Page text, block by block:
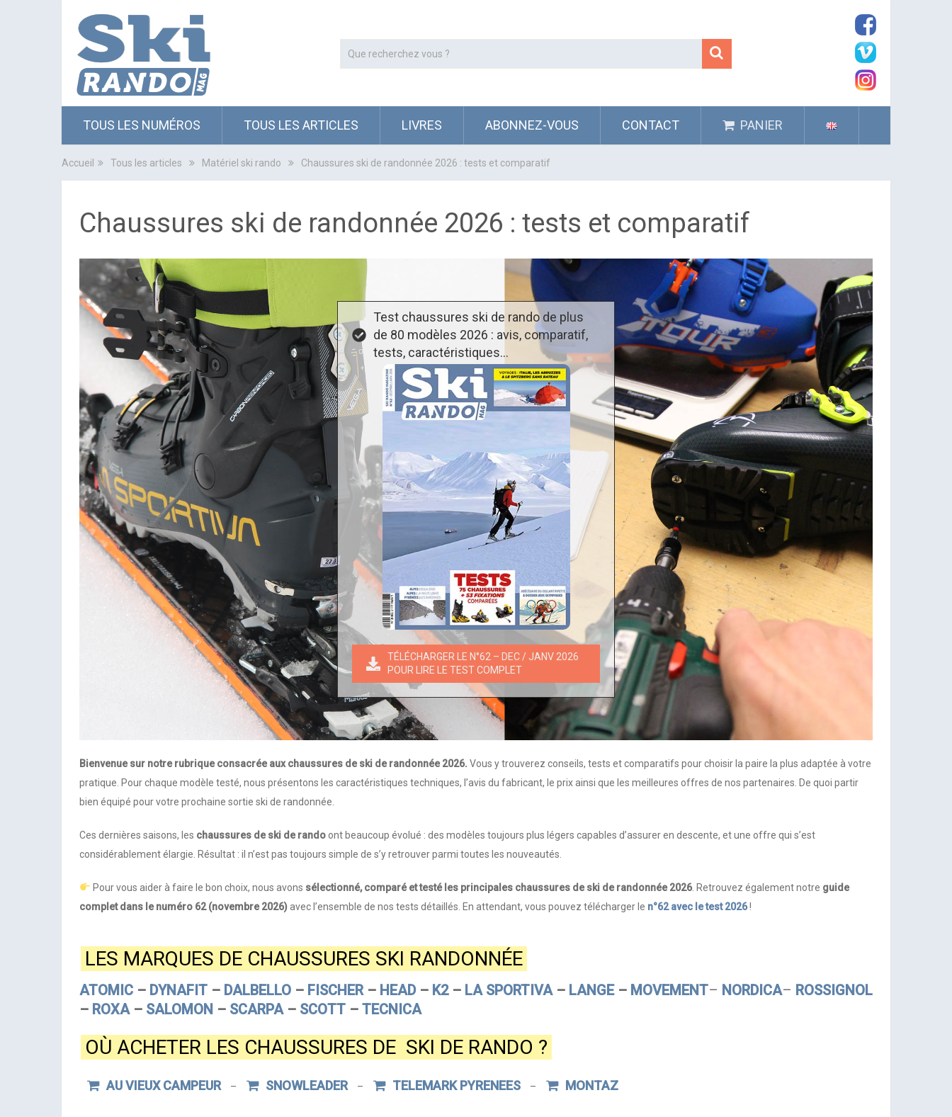
TOUS LES NUMÉROS TOUS LES ARTICLES LIVRES ABONNEZ-VOUS CONTACT PANIER
Accueil Tous les articles Matériel ski rando Chaussures ski de randonnée 2026 : tests et comparatif
Chaussures ski de randonnée 2026 : tests et comparatif
Test chaussures ski de rando de plus
de 80 modèles 2026 : avis, comparatif,
tests, caractéristiques…
TÉLÉCHARGER LE N°62 – DEC / JANV 2026
POUR LIRE LE TEST COMPLET
Bienvenue sur notre rubrique consacrée aux chaussures de ski de randonnée 2026. Vous y trouverez conseils, tests et comparatifs pour choisir la paire la plus adaptée à votre
pratique. Pour chaque modèle testé, nous présentons les caractéristiques techniques, l’avis du fabricant, le prix ainsi que les meilleures offres de nos partenaires. De quoi partir
bien équipé pour votre prochaine sortie ski de randonnée.
Ces dernières saisons, les chaussures de ski de rando ont beaucoup évolué : des modèles toujours plus légers capables d’assurer en descente, et une offre qui s’est
considérablement élargie. Résultat : il n’est pas toujours simple de s’y retrouver parmi toutes les nouveautés.
Pour vous aider à faire le bon choix, nous avons sélectionné, comparé et testé les principales chaussures de ski de randonnée 2026. Retrouvez également notre guide
complet dans le numéro 62 (novembre 2026) avec l’ensemble de nos tests détaillés. En attendant, vous pouvez télécharger le n°62 avec le test 2026!
LES MARQUES DE CHAUSSURES SKI RANDONNÉE
ATOMIC – DYNAFIT – DALBELLO – FISCHER – HEAD – K2– LA SPORTIVA– LANGE– MOVEMENT– NORDICA– ROSSIGNOL
– ROXA– SALOMON – SCARPA– SCOTT – TECNICA
OÙ ACHETER LES CHAUSSURES DE SKI DE RANDO ?
AU VIEUX CAMPEUR – SNOWLEADER – TELEMARK PYRENEES – MONTAZ